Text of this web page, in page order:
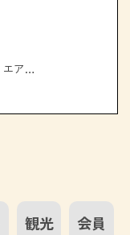
【お休みのお知らせ】テナント6店舗、エアコン取り換え工事について
観光 会員